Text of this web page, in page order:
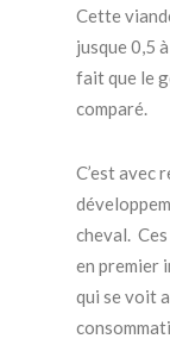
Cette
jusque 0,5
fait que le
comparé.
C’est avec
cheval.
en premier
qui se voit